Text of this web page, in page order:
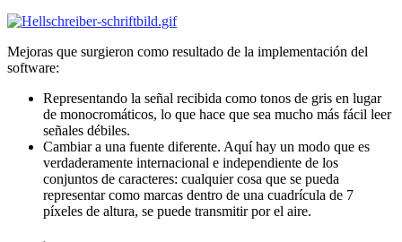
Mejoras que surgieron como resultado de la implementación del
software:
Representando la señal recibida como tonos de gris en lugar
de monocromáticos, lo que hace que sea mucho más fácil leer
señales débiles.
Cambiar a una fuente diferente. Aquí hay un modo que es
verdaderamente internacional e independiente de los
conjuntos de caracteres: cualquier cosa que se pueda
representar como marcas dentro de una cuadrícula de 7
píxeles de altura, se puede transmitir por el aire.